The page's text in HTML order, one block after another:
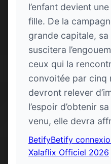
l’enfant devient
fille. De la
grande capitale,
suscitera
ceux qui la
convoitée par cinq
devront relever
l’espoir d’obtenir
venu, elle devra
BetifyBetify
Xalaflix Officiel 2026